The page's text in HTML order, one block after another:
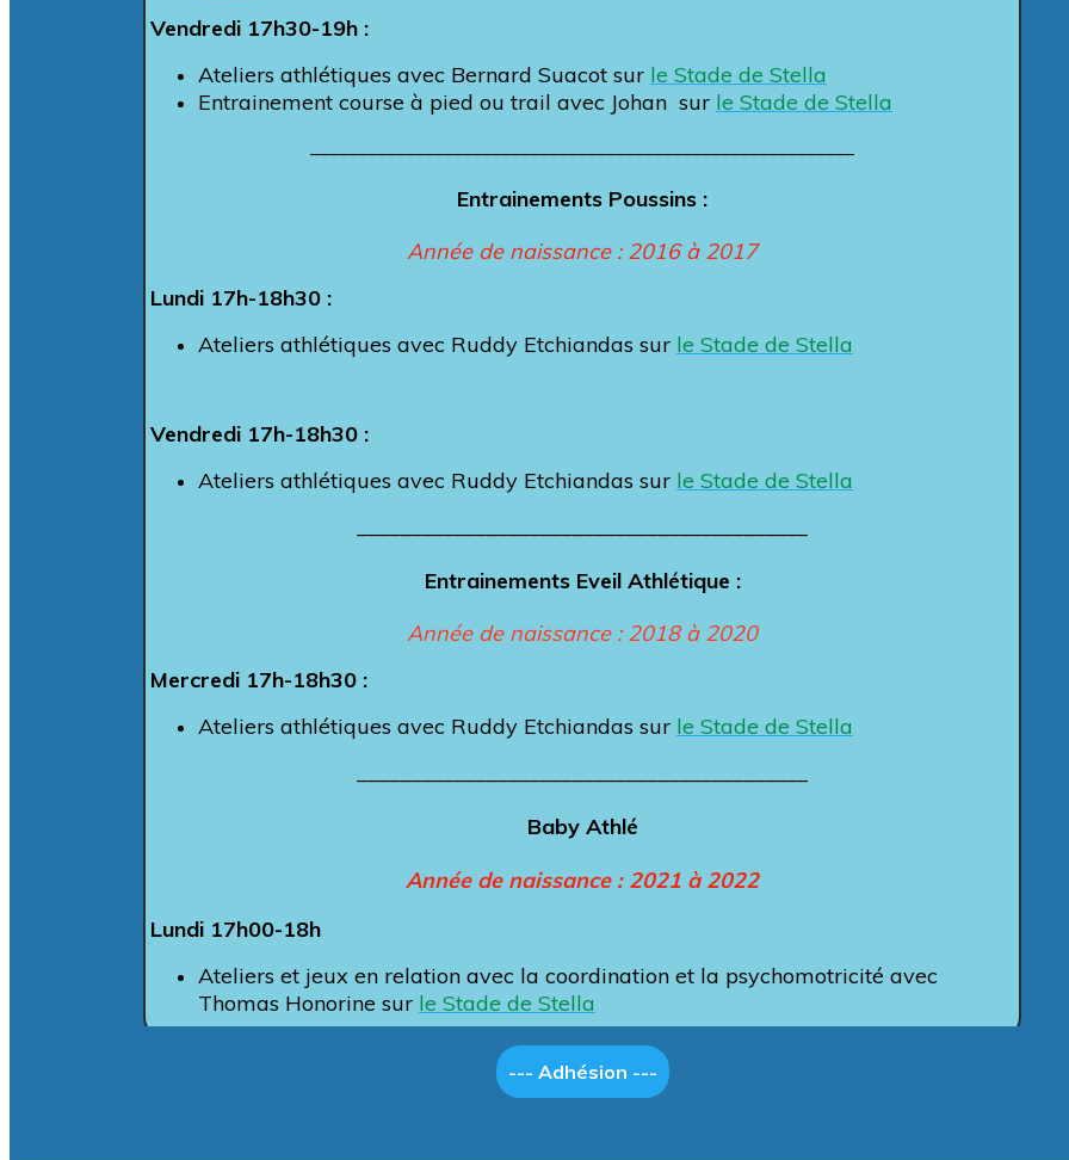
Vendredi 17h30-19h :
Ateliers athlétiques avec Bernard Suacot sur le Stade de Stella
Entrainement course à pied ou trail avec Johan sur le Stade de Stella
Entrainements Poussins :
Année de naissance : 2016 à 2017
Lundi 17h-18h30 :
Ateliers athlétiques avec Ruddy Etchiandas sur le Stade de Stella
Vendredi 17h-18h30 :
Ateliers athlétiques avec Ruddy Etchiandas sur le Stade de Stella
Entrainements Eveil Athlétique :
Année de naissance : 2018 à 2020
Mercredi 17h-18h30 :
Ateliers athlétiques avec Ruddy Etchiandas sur le Stade de Stella
Baby Athlé
Année de naissance : 2021 à 2022
Lundi 17h00-18h
Ateliers et jeux en relation avec la coordination et la psychomotricité avec
Thomas Honorine sur le Stade de Stella
> Adhésion 2026-2027 <
--- Adhésion ---